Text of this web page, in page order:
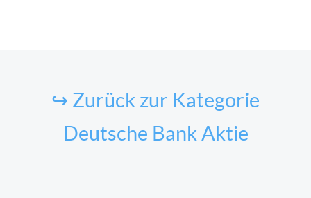
↪ Zurück zur Kategorie
Deutsche Bank Aktie